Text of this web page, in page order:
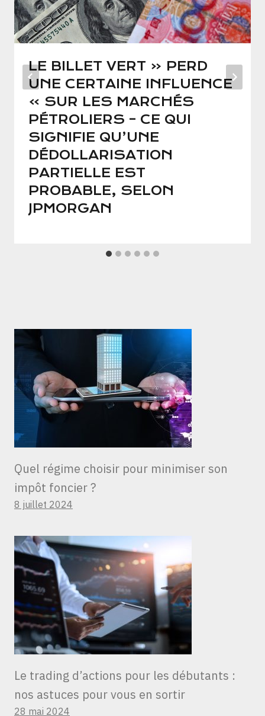
LE BILLET VERT « PERD
UNE CERTAINE INFLUENCE
» SUR LES MARCHÉS
PÉTROLIERS – CE QUI
SIGNIFIE QU’UNE
DÉDOLLARISATION
PARTIELLE EST
PROBABLE, SELON
JPMORGAN
Quel régime choisir pour minimiser son
impôt foncier ?
8 juillet 2024
Le trading d’actions pour les débutants :
nos astuces pour vous en sortir
28 mai 2024